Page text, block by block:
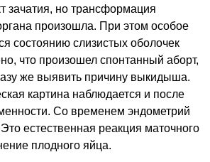
зачатия, но трансформация
произошла. При этом особое
состоянию слизистых оболочек
что произошел спонтанный аборт,
же выявить причину выкидыша.
картина наблюдается и после
Со временем эндометрий
естественная реакция маточного
плодного яйца.